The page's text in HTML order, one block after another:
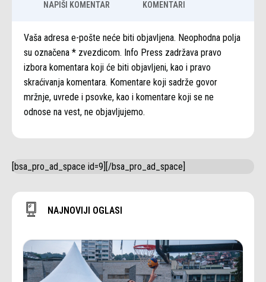
NAPIŠI KOMENTAR KOMENTARI
Vaša adresa e-pošte neće biti objavljena. Neophodna polja
su označena * zvezdicom. Info Press zadržava pravo
izbora komentara koji će biti objavljeni, kao i pravo
skraćivanja komentara. Komentare koji sadrže govor
mržnje, uvrede i psovke, kao i komentare koji se ne
odnose na vest, ne objavljujemo.
[bsa_pro_ad_space id=9][/bsa_pro_ad_space]
NAJNOVIJI OGLASI